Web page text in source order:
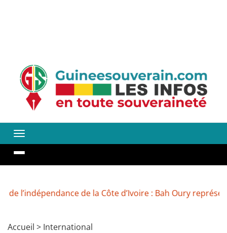
de la Côte d’Ivoire : Bah Oury représente
Accueil > International